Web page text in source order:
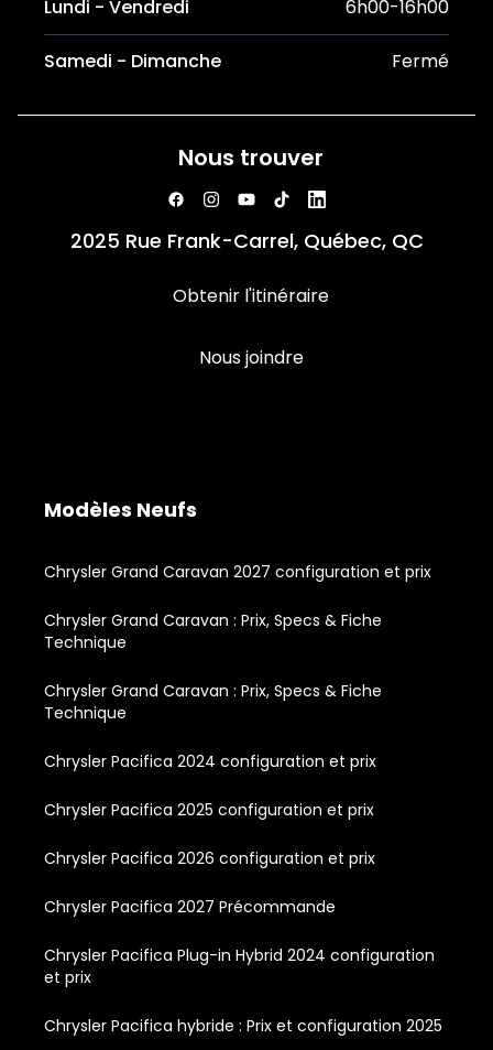
Lundi - Vendredi 6h00-16h00
Samedi - Dimanche Fermé
Nous trouver
2025 Rue Frank-Carrel, Québec, QC
Obtenir l'itinéraire
Nous joindre
Modèles Neufs
Chrysler Grand Caravan 2027 configuration et prix
Chrysler Grand Caravan : Prix, Specs & Fiche
Technique
Chrysler Grand Caravan : Prix, Specs & Fiche
Technique
Chrysler Pacifica 2024 configuration et prix
Chrysler Pacifica 2025 configuration et prix
Chrysler Pacifica 2026 configuration et prix
Chrysler Pacifica 2027 Précommande
Chrysler Pacifica Plug-in Hybrid 2024 configuration
et prix
Chrysler Pacifica hybride : Prix et configuration 2025